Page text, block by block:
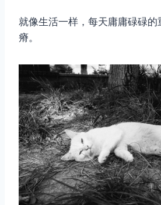
就像生活一样，每天庸庸碌碌的
瘠。